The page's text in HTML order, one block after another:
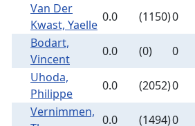
Van Der
Kwast, Yaelle
0.0 (1150)0
Bodart,
Vincent
0.0 (0) 0
Uhoda,
Philippe
0.0 (2052)0
Vernimmen,
0.0 (1494)0